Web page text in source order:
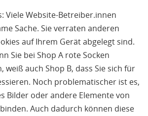
Viele Website-Betreiber.innen
Sache. Sie verraten anderen
auf Ihrem Gerät abgelegt sind.
Sie bei Shop A rote Socken
weiß auch Shop B, dass Sie sich für
Noch problematischer ist es,
Bilder oder andere Elemente von
Auch dadurch können diese